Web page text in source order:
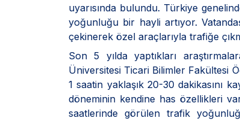
uyarısında bulundu. Türkiye
yoğunluğu bir hayli artıyor.
çekinerek özel araçlarıyla trafiğe
Son 5 yılda yaptıkları
Üniversitesi Ticari Bilimler Fakültesi
1 saatin yaklaşık 20-30 dakikasını
döneminin kendine has özellikleri
saatlerinde görülen trafik